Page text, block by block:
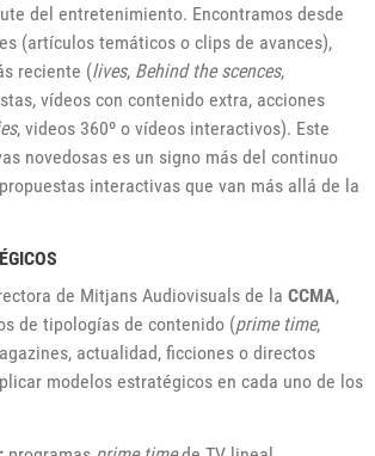
del entretenimiento. Encontramos desde
(artículos temáticos o clips de avances),
reciente (lives, Behind the scences,
vídeos con contenido extra, acciones
, videos 360º o vídeos interactivos). Este
novedosas es un signo más del continuo
interactivas que van más allá de la
de Mitjans Audiovisuals de la CCMA,
de tipologías de contenido (prime time,
actualidad, ficciones o directos
modelos estratégicos en cada uno de los